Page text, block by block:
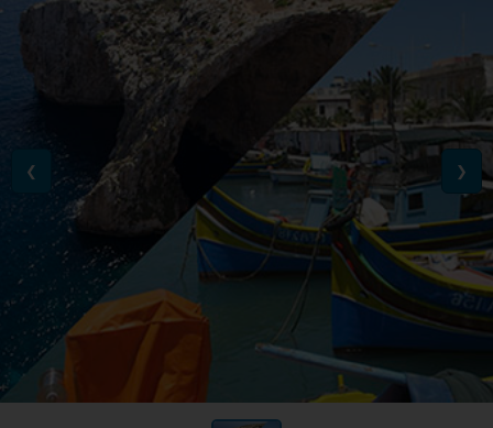
❮ ❯